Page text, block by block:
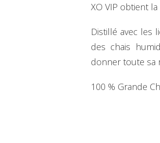
XO VIP obtient la
Distillé avec les
des chais
donner toute sa
100 % Grande